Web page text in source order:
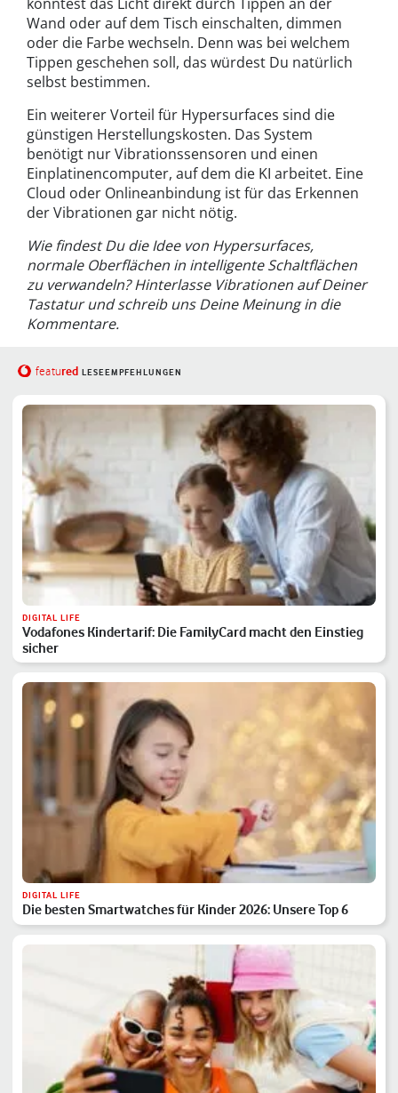
Wand oder auf dem Tisch einschalten, dimmen
oder die Farbe wechseln. Denn was bei welchem
Tippen geschehen soll, das würdest Du natürlich
selbst bestimmen.
Ein weiterer Vorteil für Hypersurfaces sind die
günstigen Herstellungskosten. Das System
benötigt nur Vibrationssensoren und einen
Einplatinencomputer, auf dem die KI arbeitet. Eine
Cloud oder Onlineanbindung ist für das Erkennen
der Vibrationen gar nicht nötig.
Wie findest Du die Idee von Hypersurfaces,
normale Oberflächen in intelligente Schaltflächen
zu verwandeln? Hinterlasse Vibrationen auf Deiner
Tastatur und schreib uns Deine Meinung in die
Kommentare.
featured LESEEMPFEHLUNGEN
DIGITAL LIFE
Vodafones Kindertarif: Die FamilyCard macht den Einstieg
sicher
DIGITAL LIFE
Die besten Smartwatches für Kinder 2026: Unsere Top 6